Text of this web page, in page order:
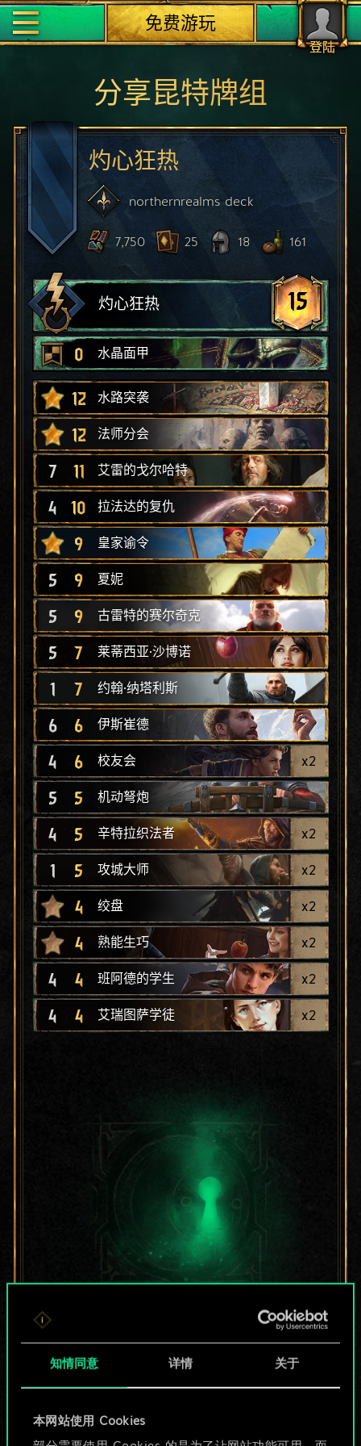
知情同意 详情 关于
本网站使用 Cookies
登陆
免费游玩
分享昆特牌组
灼心狂热
northernrealmsdeck
7,750 25 18 161
灼心狂热 15
0 水晶面甲
12 水路突袭
12 法师分会
7 11 艾雷的戈尔哈特
4 10 拉法达的复仇
9 皇家谕令
5 9 夏妮
5 9 古雷特的赛尔奇克
5 7 莱蒂西亚·沙博诺
1 7 约翰·纳塔利斯
6 6 伊斯崔德
4 6 校友会 x2
5 5 机动弩炮
4 5 辛特拉织法者 x2
1 5 攻城大师 x2
4 绞盘 x2
4 熟能生巧 x2
4 4 班阿德的学生 x2
4 4 艾瑞图萨学徒 x2
目前只是分享了一套
牌，但能做的不止这